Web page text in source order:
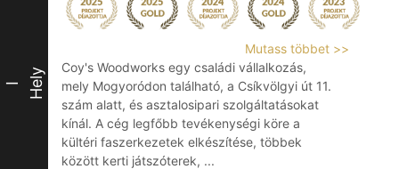
I Hely
Mutass többet >>
Coy's Woodworks egy családi vállalkozás,
mely Mogyoródon található, a Csíkvölgyi út 11.
szám alatt, és asztalosipari szolgáltatásokat
kínál. A cég legfőbb tevékenységi köre a
kültéri faszerkezetek elkészítése, többek
között kerti játszóterek, ...